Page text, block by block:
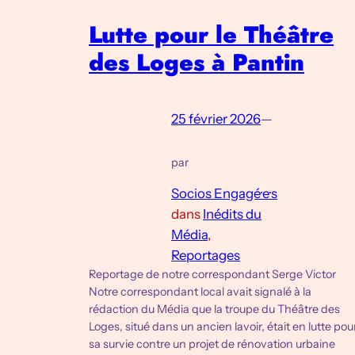
Lutte pour le Théâtre
des Loges à Pantin
25 février 2026—
par
Socios Engagé·e·s
dans Inédits du
Média
Reportages
Reportage de notre correspondant Serge Victor
Notre correspondant local avait signalé à la
rédaction du Média que la troupe du Théâtre des
Loges, situé dans un ancien lavoir, était en lutte
sa survie contre un projet de rénovation urbaine